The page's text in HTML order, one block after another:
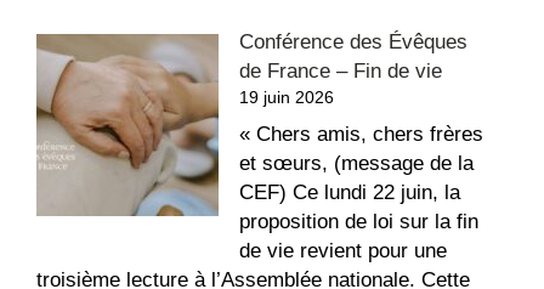
recette
du
repos,
bon
été
!
Conférence des Évêques
de France – Fin de vie
19 juin 2026
« Chers amis, chers frères
et sœurs, (message de la
CEF) Ce lundi 22 juin, la
proposition de loi sur la fin
de vie revient pour une
troisième lecture à l’Assemblée nationale. Cette